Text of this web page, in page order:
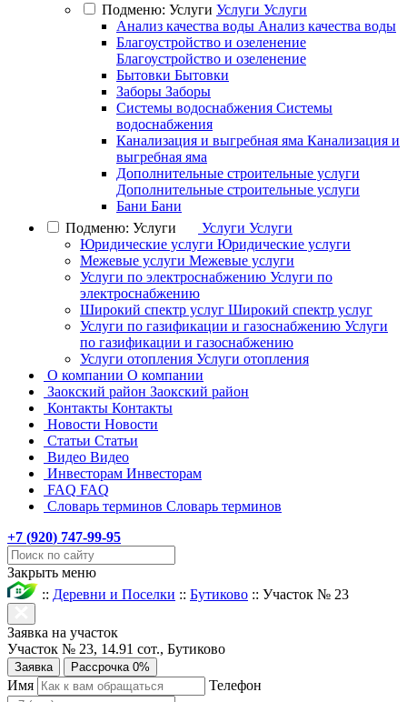
Подменю: Услуги Услуги Услуги
Анализ качества воды Анализ качества воды
Благоустройство и озеленение
Благоустройство и озеленение
Бытовки Бытовки
Заборы Заборы
Системы водоснабжения Системы
водоснабжения
Канализация и выгребная яма Канализация и
выгребная яма
Дополнительные строительные услуги
Дополнительные строительные услуги
Бани Бани
Подменю: Услуги
Услуги Услуги
Юридические услуги Юридические услуги
Межевые услуги Межевые услуги
Услуги по электроснабжению Услуги по
электроснабжению
Широкий спектр услуг Широкий спектр услуг
Услуги по газификации и газоснабжению Услуги
по газификации и газоснабжению
Услуги отопления Услуги отопления
О компании О компании
Заокский район Заокский район
Контакты Контакты
Новости Новости
Статьи Статьи
Видео Видео
Инвесторам Инвесторам
FAQ FAQ
Словарь терминов Словарь терминов
+7 (920) 747-99-95
Закрыть меню
:: Деревни и Поселки :: Бутиково :: Участок № 23
Заявка на участок
Участок № 23, 14.91 сот., Бутиково
Заявка Рассрочка 0%
Имя Телефон